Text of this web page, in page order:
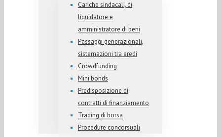
Cariche sindacali, di
liquidatore e
amministratore di beni
Passaggi generazionali,
sistemazioni tra eredi
Crowdfunding
Mini bonds
Predisposizione di
contratti di finanziamento
Trading di borsa
Procedure concorsuali